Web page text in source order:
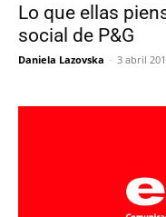
Lo que ellas
social de P&G
Daniela Lazovska - 3 abril